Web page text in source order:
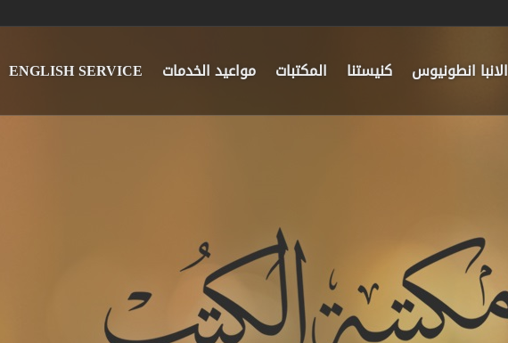
الانبا انطونيوس كنيستنا المكتبات مواعيد الخدمات ENGLISH SERVICE